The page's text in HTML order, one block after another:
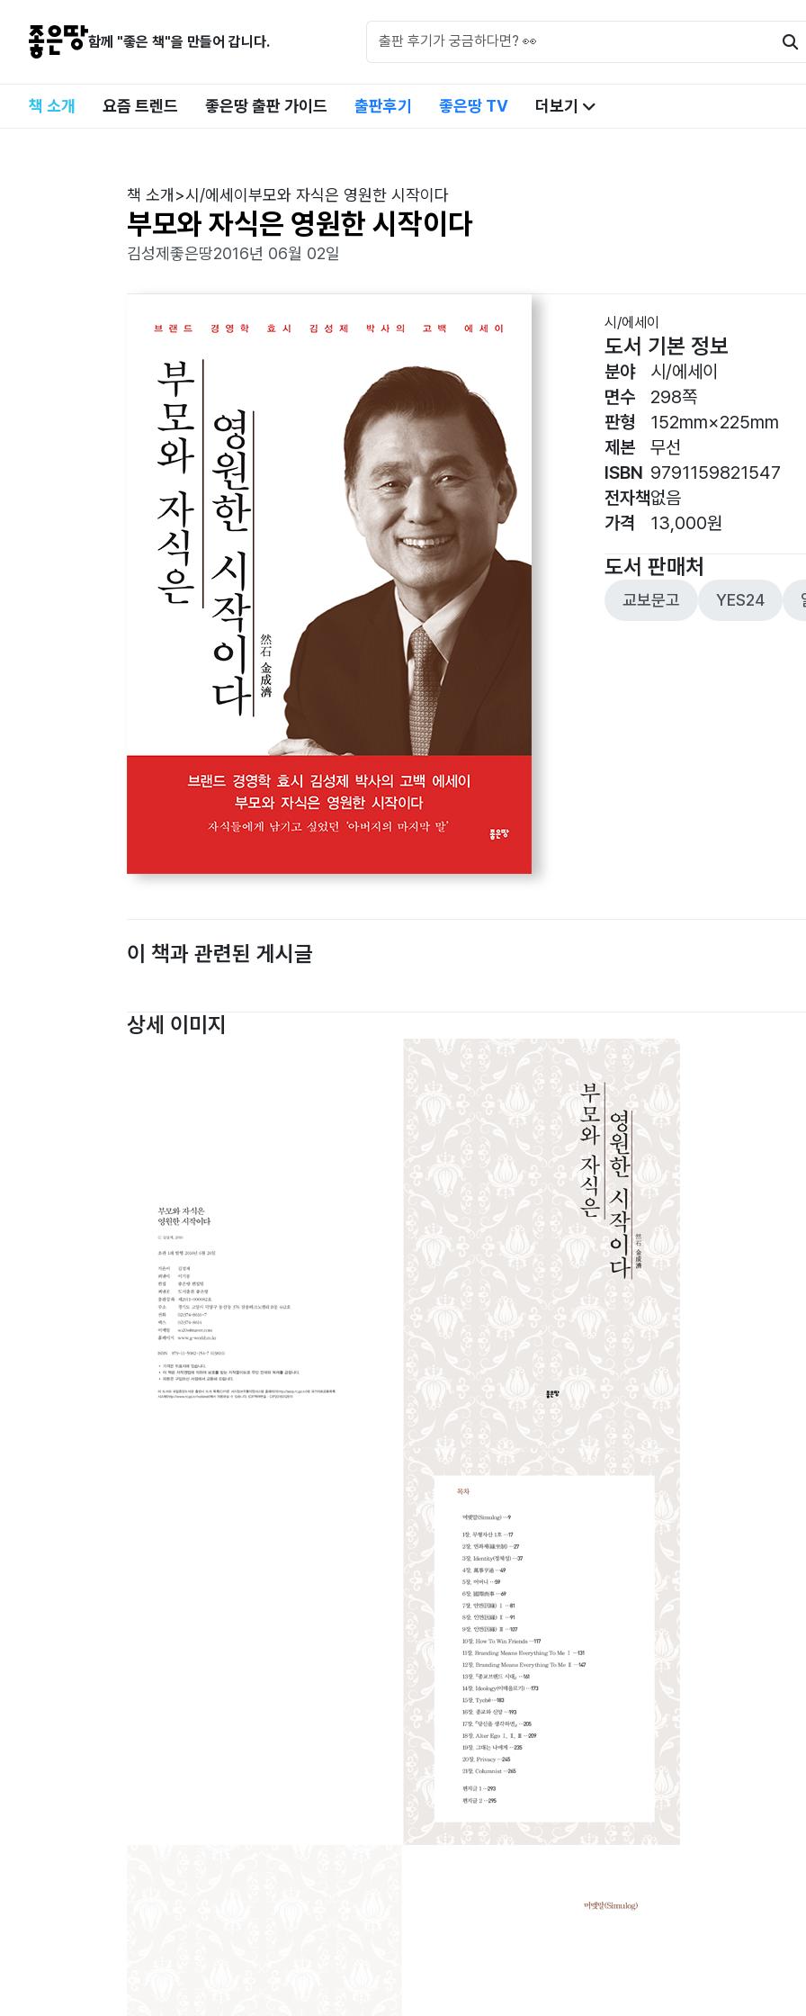
함께 "좋은 책"을 만들어 갑니다.
책 소개 요즘 트렌드 좋은땅 출판 가이드 출판후기 좋은땅 TV 더보기
책 소개 >시/에세이 부모와 자식은 영원한 시작이다
부모와 자식은 영원한 시작이다
김성제 좋은땅2016년 06월 02일
시/에세이
도서 기본 정보
분야
면수
판형
제본
ISBN
전자책
가격
시/에세이
298쪽
152mm×225mm
무선
9791159821547
없음
13,000원
도서 판매처
교보문고 YES24
이 책과 관련된 게시글
상세 이미지